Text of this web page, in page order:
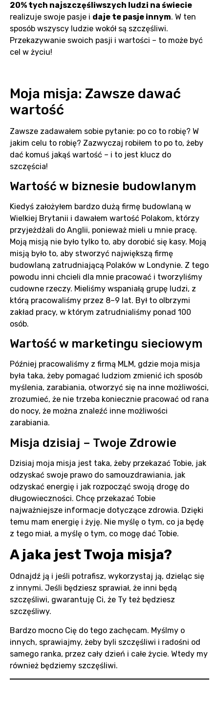
20% tych najszczęśliwszych ludzi na świecie
realizuje swoje pasje i daje te pasje innym. W ten
sposób wszyscy ludzie wokół są szczęśliwi.
Przekazywanie swoich pasji i wartości – to może być
cel w życiu!
Moja misja: Zawsze dawać
wartość
Zawsze zadawałem sobie pytanie: po co to robię? W
jakim celu to robię? Zazwyczaj robiłem to po to, żeby
dać komuś jakąś wartość – i to jest klucz do
szczęścia!
Wartość w biznesie budowlanym
Kiedyś założyłem bardzo dużą firmę budowlaną w
Wielkiej Brytanii i dawałem wartość Polakom, którzy
przyjeżdżali do Anglii, ponieważ mieli u mnie pracę.
Moją misją nie było tylko to, aby dorobić się kasy. Moją
misją było to, aby stworzyć największą firmę
budowlaną zatrudniającą Polaków w Londynie. Z tego
powodu inni chcieli dla mnie pracować i tworzyliśmy
cudowne rzeczy. Mieliśmy wspaniałą grupę ludzi, z
którą pracowaliśmy przez 8–9 lat. Był to olbrzymi
zakład pracy, w którym zatrudnialiśmy ponad 100
osób.
Wartość w marketingu sieciowym
Później pracowaliśmy z firmą MLM, gdzie moja misja
była taka, żeby pomagać ludziom zmienić ich sposób
myślenia, zarabiania, otworzyć się na inne możliwości,
zrozumieć, że nie trzeba koniecznie pracować od rana
do nocy, że można znaleźć inne możliwości
zarabiania.
Misja dzisiaj – Twoje Zdrowie
Dzisiaj moja misja jest taka, żeby przekazać Tobie, jak
odzyskać swoje prawo do samouzdrawiania, jak
odzyskać energię i jak rozpocząć swoją drogę do
długowieczności. Chcę przekazać Tobie
najważniejsze informacje dotyczące zdrowia. Dzięki
temu mam energię i żyję. Nie myślę o tym, co ja będę
z tego miał, a myślę o tym, co mogę dać Tobie.
A jaka jest Twoja misja?
Odnajdź ją i jeśli potrafisz, wykorzystaj ją, dzieląc się
z innymi. Jeśli będziesz sprawiał, że inni będą
szczęśliwi, gwarantuję Ci, że Ty też będziesz
szczęśliwy.
Bardzo mocno Cię do tego zachęcam. Myślmy o
innych, sprawiajmy, żeby byli szczęśliwi i radośni od
samego ranka, przez cały dzień i całe życie. Wtedy my
również będziemy szczęśliwi.